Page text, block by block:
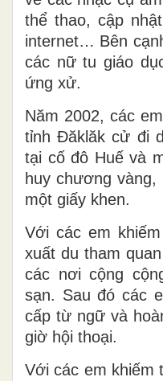
thể thao, cập
internet… Bên
các nữ tu giáo
ứng xử.
Năm 2002, các
tỉnh Đăklăk cử đi
tại cố đô Huế và
huy chương
một giấy khen.
Với các em
xuất du tham
các nơi cộng
sạn. Sau đó các
cấp từ ngữ và
giờ hội thoại.
Với các em khiếm